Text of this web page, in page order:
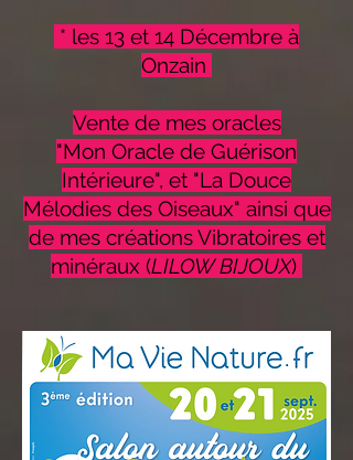
* les 13 et 14 Décembre à
Onzain
Vente de mes oracles
"Mon Oracle de Guérison
Intérieure", et "La Douce
Mélodies des Oiseaux" ainsi que
de mes créations Vibratoires et
minéraux (LILOW BIJOUX)